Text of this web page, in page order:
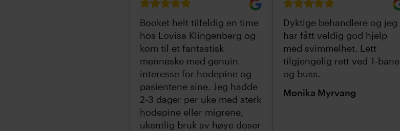
Booket helt tilfeldig en time
hos Lovisa Klingenberg og
kom til et fantastisk
menneske med genuin
interesse for hodepine og
pasientene sine. Jeg hadde
2-3 dager per uke med sterk
hodepine eller migrene,
ukentlig bruk av høye doser
Dyktige behandlere og jeg
har fått veldig god hjelp
med svimmelhet. Lett
tilgjengelig rett ved T-bane
og buss.
Monika Myrvang